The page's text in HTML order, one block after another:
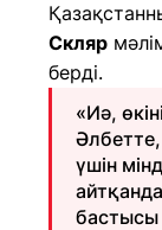
Скляр
берді.
«Иә,
үшін
бастысы